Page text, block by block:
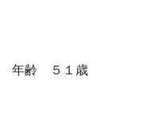
年齢 ５１歳